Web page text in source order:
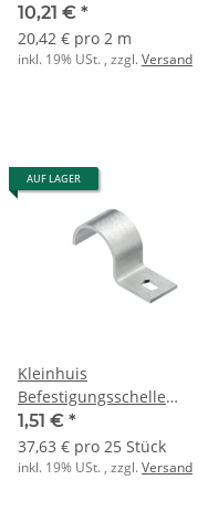
10,21 € *
20,42 € pro 2 m
inkl. 19% USt. , zzgl.Versand
AUF LAGER
Kleinhuis
Befestigungsschelle
1735M40 schwer einlappig
M40 40mm
1,51 € *
37,63 € pro 25 Stück
inkl. 19% USt. , zzgl.Versand